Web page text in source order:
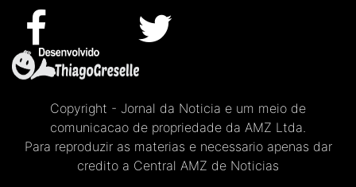
Copyright - Jornal da Noticia e um meio de
comunicacao de propriedade da AMZ Ltda.
Para reproduzir as materias e necessario apenas dar
credito a Central AMZ de Noticias